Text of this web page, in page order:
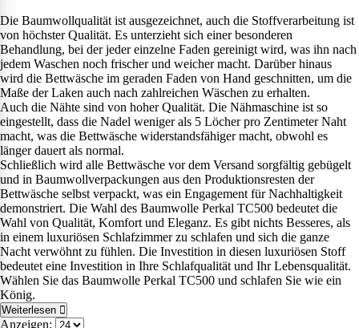
Die Baumwollqualität ist ausgezeichnet, auch die Stoffverarbeitung ist
von höchster Qualität. Es unterzieht sich einer besonderen
Behandlung, bei der jeder einzelne Faden gereinigt wird, was ihn nach
jedem Waschen noch frischer und weicher macht. Darüber hinaus
wird die Bettwäsche im geraden Faden von Hand geschnitten, um die
Maße der Laken auch nach zahlreichen Wäschen zu erhalten.
Auch die Nähte sind von hoher Qualität. Die Nähmaschine ist so
eingestellt, dass die Nadel weniger als 5 Löcher pro Zentimeter Naht
macht, was die Bettwäsche widerstandsfähiger macht, obwohl es
länger dauert als normal.
Schließlich wird alle Bettwäsche vor dem Versand sorgfältig gebügelt
und in Baumwollverpackungen aus den Produktionsresten der
Bettwäsche selbst verpackt, was ein Engagement für Nachhaltigkeit
demonstriert. Die Wahl des Baumwolle Perkal TC500 bedeutet die
Wahl von Qualität, Komfort und Eleganz. Es gibt nichts Besseres, als
in einem luxuriösen Schlafzimmer zu schlafen und sich die ganze
Nacht verwöhnt zu fühlen. Die Investition in diesen luxuriösen Stoff
bedeutet eine Investition in Ihre Schlafqualität und Ihr Lebensqualität.
Wählen Sie das Baumwolle Perkal TC500 und schlafen Sie wie ein
König.
Weiterlesen
Anzeigen: